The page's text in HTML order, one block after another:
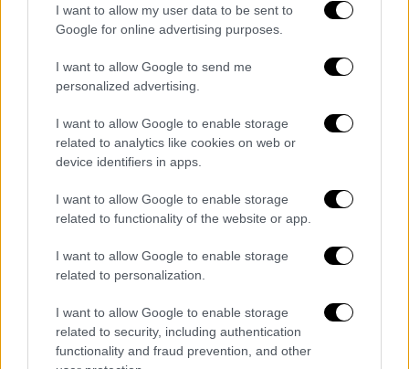
I want to allow my user data to be sent to
Google for online advertising purposes.
I want to allow Google to send me
personalized advertising.
I want to allow Google to enable storage
related to analytics like cookies on web or
device identifiers in apps.
I want to allow Google to enable storage
related to functionality of the website or app.
I want to allow Google to enable storage
related to personalization.
I want to allow Google to enable storage
related to security, including authentication
functionality and fraud prevention, and other
πάντα. Μία ξανθιά με κοτσίδα, ένας ψηλός με
γιακά, ένας με φανταχτερά ρούχα και ένας
εύσωμος, κατευθύνονται προς την τράπεζα.
Τους βλέπαμε όλοι, είχαν ξεχωρίσει για
σφυρί, σπάνε την τζαμαρία και πετούν μέσα
μολότοφ». Η ταυτότητα των αυτουργών της
σήμερα.
Ως ύποπτος για τον εμπρησμό της Μαρφίν
συνελήφθη ο Θεόδωρος Σίψας 34 ετών καιο
ο Παύλος Αντρέεβ οι οποίοι παραπέμφθηκαν
σε δίκη. Το βούλευμα αναφέρει ότιυπήρχαν